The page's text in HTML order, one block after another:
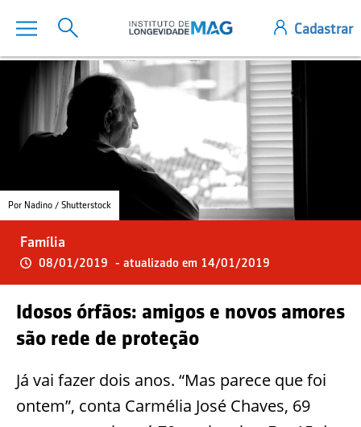
Por Nadino / Shutterstock
Família
08/01/2019 - atualizado em 14/01/2019
Idosos órfãos: amigos e novos amores
são rede de proteção
Já vai fazer dois anos. “Mas parece que foi
ontem”, conta Carmélia José Chaves, 69